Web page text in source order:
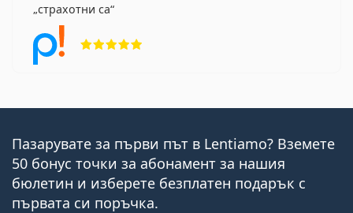
страхотни са
Пазарувате за първи път в Lentiamo? Вземете
50 бонус точки за абонамент за нашия
бюлетин и изберете безплатен подарък с
първата си поръчка.